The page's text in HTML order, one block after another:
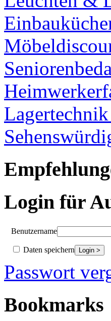
Login für
Benutzername
Daten speichern
Passwort
Bookmarks